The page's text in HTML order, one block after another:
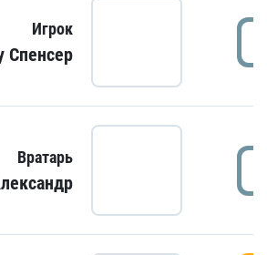
Игрок
Спенсер
Вратарь